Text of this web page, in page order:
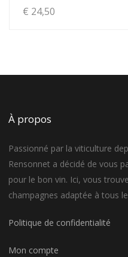
€ 24,50
À propos
Passionné par la viticulture
Rensonnet a décidé de vous
pour le bon vin. Ici, vous
champagnes adaptée à tous
Politique de confidentialité
Mon compte